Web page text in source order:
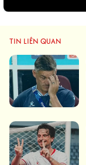
TIN LIÊN QUAN